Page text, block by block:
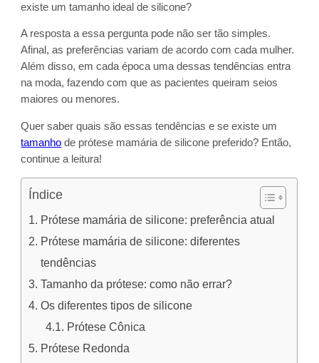
existe um tamanho ideal de silicone?
A resposta a essa pergunta pode não ser tão simples.
Afinal, as preferências variam de acordo com cada mulher.
Além disso, em cada época uma dessas tendências entra
na moda, fazendo com que as pacientes queiram seios
maiores ou menores.
Quer saber quais são essas tendências e se existe um
tamanho de prótese mamária de silicone preferido? Então,
continue a leitura!
Índice
Prótese mamária de silicone: preferência atual
Prótese mamária de silicone: diferentes
tendências
Tamanho da prótese: como não errar?
Os diferentes tipos de silicone
Prótese Cônica
Prótese Redonda